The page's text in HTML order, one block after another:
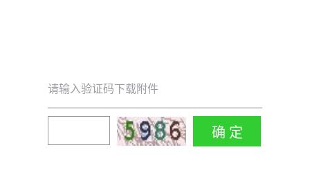
请输入验证码下载附件